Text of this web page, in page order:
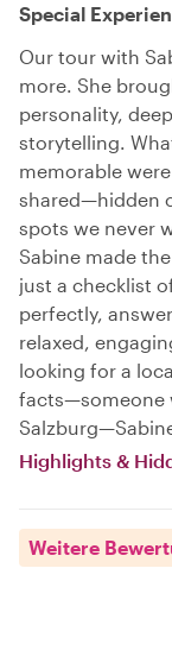
Special
Our tour with
more. She
personality,
storytelling.
memorable
shared—hidden
spots we never
Sabine made
just a checklist
perfectly,
relaxed,
looking for a
facts—someone
Highlights &
Weitere